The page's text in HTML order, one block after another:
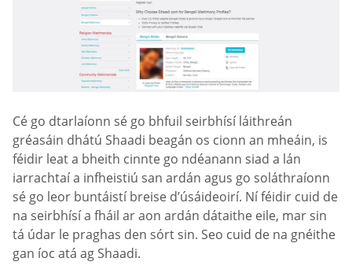
Cé go dtarlaíonn sé go bhfuil seirbhísí láithreán
gréasáin dhátú Shaadi beagán os cionn an mheáin, is
féidir leat a bheith cinnte go ndéanann siad a lán
iarrachtaí a infheistiú san ardán agus go soláthraíonn
sé go leor buntáistí breise d’úsáideoirí. Ní féidir cuid de
na seirbhísí a fháil ar aon ardán dátaithe eile, mar sin
tá údar le praghas den sórt sin. Seo cuid de na gnéithe
gan íoc atá ag Shaadi.